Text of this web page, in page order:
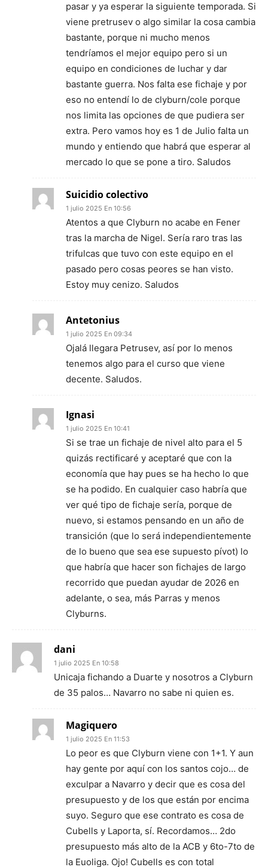
pasar y ya esperar la siguiente temporada. Si
viene pretrusev o algo similar la cosa cambia
bastante, porque ni mucho menos
tendríamos el mejor equipo pero si un
equipo en condiciones de luchar y dar
bastante guerra. Nos falta ese fichaje y por
eso no entendí lo de clyburn/cole porque
nos limita las opciones de que pudiera ser
extra. Pero vamos hoy es 1 de Julio falta un
mundo y entiendo que habrá que esperar al
mercado lo que se pone a tiro. Saludos
Suicidio colectivo
1 julio 2025 En 10:56
Atentos a que Clyburn no acabe en Fener
tras la marcha de Nigel. Sería raro tras las
trifulcas que tuvo con este equipo en el
pasado pero cosas peores se han visto.
Estoy muy cenizo. Saludos
Antetonius
1 julio 2025 En 09:34
Ojalá llegara Petrusev, así por lo menos
tenemos algo para el curso que viene
decente. Saludos.
Ignasi
1 julio 2025 En 10:41
Si se trae un fichaje de nivel alto para el 5
quizás rectificaré y aceptaré que con la
economía que hay pues se ha hecho lo que
se ha podido. En cualquier caso habría que
ver qué tipo de fichaje sería, porque de
nuevo, si estamos pensando en un año de
transición (que lo será independientemente
de lo bueno que sea ese supuesto pívot) lo
que habría que hacer son fichajes de largo
recorrido que puedan ayudar de 2026 en
adelante, o sea, más Parras y menos
Clyburns.
dani
1 julio 2025 En 10:58
Unicaja fichando a Duarte y nosotros a Clyburn
de 35 palos… Navarro no sabe ni quien es.
Magiquero
1 julio 2025 En 11:53
Lo peor es que Clyburn viene con 1+1. Y aun
hay gente por aquí con los santos cojo… de
exculpar a Navarro y decir que es cosa del
presupuesto y de los que están por encima
suyo. Seguro que ese contrato es cosa de
Cubells y Laporta, sí. Recordamos… 2do
presupuesto más alto de la ACB y 6to-7to de
la Euoliga. Ojo! Cubells es con total